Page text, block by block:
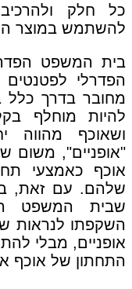
כל חלק
להשתמש במוצר
בית המשפט
הפדרלי
מחובר בדרך כלל
להיות מוחלף
ושאוכף מהווה
"אופניים", משום
אוכף כאמצעי
שלהם. עם זאת,
שבית המשפט
השקפתו לנראות
אופניים, מבלי
התחתון של אוכף